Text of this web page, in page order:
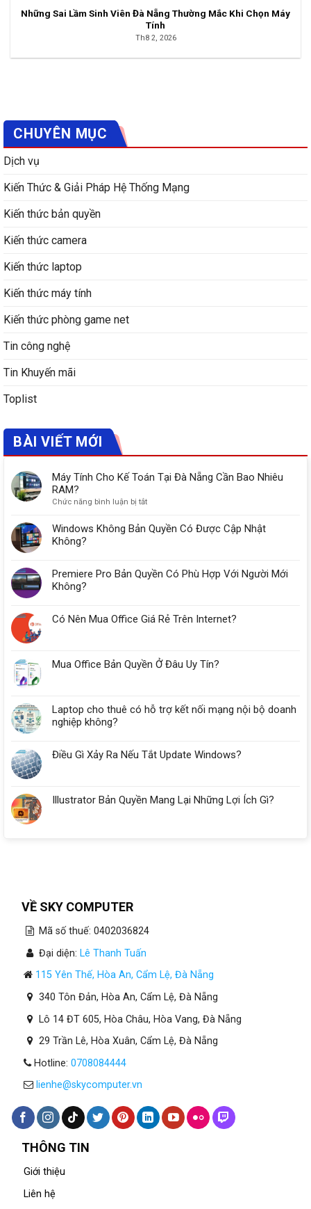
Những Sai Lầm Sinh Viên Đà Nẵng Thường Mắc Khi Chọn Máy
Tính
Th8 2, 2026
CHUYÊN MỤC
Dịch vụ
Kiến Thức & Giải Pháp Hệ Thống Mạng
Kiến thức bản quyền
Kiến thức camera
Kiến thức laptop
Kiến thức máy tính
Kiến thức phòng game net
Tin công nghệ
Tin Khuyến mãi
Toplist
BÀI VIẾT MỚI
Máy Tính Cho Kế Toán Tại Đà Nẵng Cần Bao Nhiêu
RAM?
Chức năng bình luận bị tắtở
Tính
Cho
Tại
Bao
Windows Không Bản Quyền Có Được Cập Nhật
Không?
Premiere Pro Bản Quyền Có Phù Hợp Với Người Mới
Không?
Có Nên Mua Office Giá Rẻ Trên Internet?
Mua Office Bản Quyền Ở Đâu Uy Tín?
Laptop cho thuê có hỗ trợ kết nối mạng nội bộ doanh
nghiệp không?
Điều Gì Xảy Ra Nếu Tắt Update Windows?
Illustrator Bản Quyền Mang Lại Những Lợi Ích Gì?
VỀ SKY COMPUTER
Mã số thuế: 0402036824
Đại diện: Lê Thanh Tuấn
115 Yên Thế, Hòa An, Cẩm Lệ, Đà Nẵng
340 Tôn Đản, Hòa An, Cẩm Lệ, Đà Nẵng
Lô 14 ĐT 605, Hòa Châu, Hòa Vang, Đà Nẵng
29 Trần Lê, Hòa Xuân, Cẩm Lệ, Đà Nẵng
Hotline: 0708084444
lienhe@skycomputer.vn
THÔNG TIN
Giới thiệu
Liên hệ